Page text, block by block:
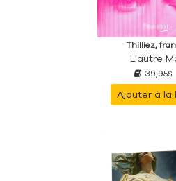
Thilliez,
L'autre
39,95$
Ajouter à la